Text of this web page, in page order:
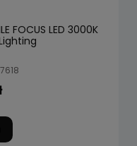
FOCUS LED 3000K